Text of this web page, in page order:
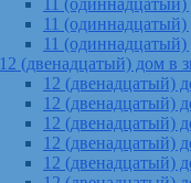
11 (одиннадцатый)
11
11
12 (двенадцатый) дом в
12 (двенадцатый)
12 (двенадцатый)
12 (двенадцатый)
12 (двенадцатый)
12 (двенадцатый)